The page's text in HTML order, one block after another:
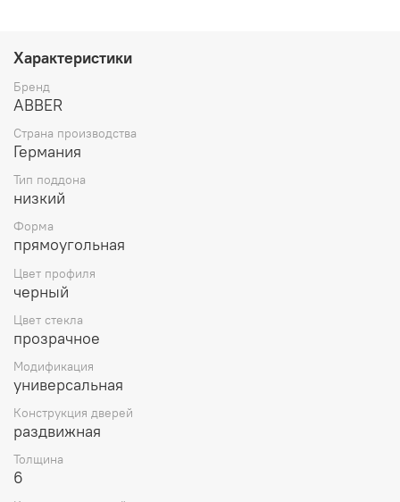
Характеристики
Бренд
ABBER
Страна производства
Германия
Тип поддона
низкий
Форма
прямоугольная
Цвет профиля
черный
Цвет стекла
прозрачное
Модификация
универсальная
Конструкция дверей
раздвижная
Толщина
6